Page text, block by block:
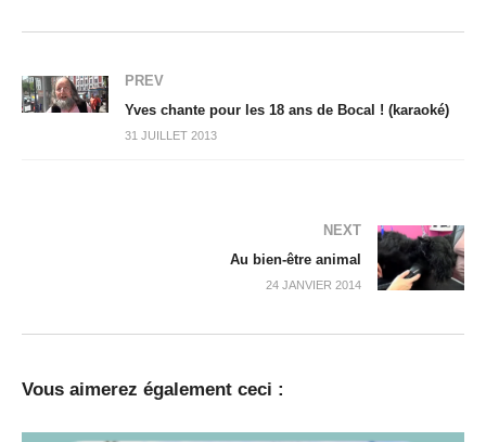
PREV
Yves chante pour les 18 ans de Bocal ! (karaoké)
31 JUILLET 2013
NEXT
Au bien-être animal
24 JANVIER 2014
Vous aimerez également ceci :